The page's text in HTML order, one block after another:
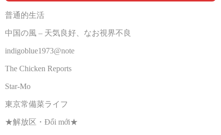
普通的生活
中国の風 – 天気良好、なお視界不良
indigoblue1973@note
The Chicken Reports
Star-Mo
東京常備菜ライフ
★解放区・Đổi mới★